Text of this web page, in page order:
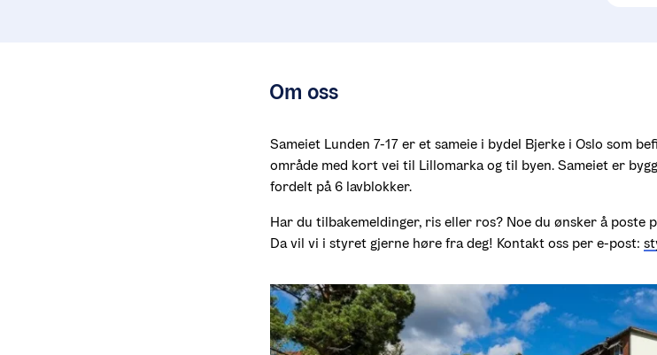
Om oss
Sameiet Lunden 7-17 er et sameie i bydel Bjerke i Oslo som
område med kort vei til Lillomarka og til byen. Sameiet er
fordelt på 6 lavblokker.
Har du tilbakemeldinger, ris eller ros? Noe du ønsker å poste
Da vil vi i styret gjerne høre fra deg! Kontakt oss per e-post: